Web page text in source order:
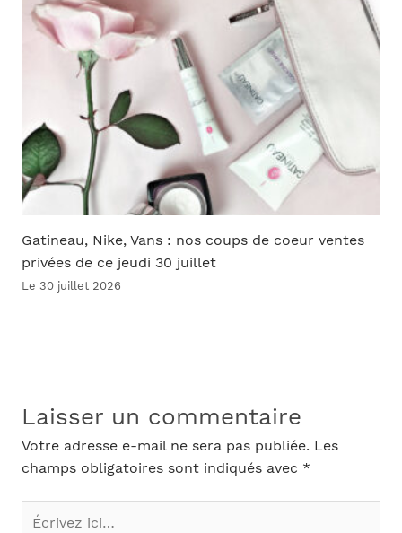
Gatineau, Nike, Vans : nos coups de coeur ventes
privées de ce jeudi 30 juillet
Le 30 juillet 2026
Laisser un commentaire
Votre adresse e-mail ne sera pas publiée. Les
champs obligatoires sont indiqués avec *
Écrivez